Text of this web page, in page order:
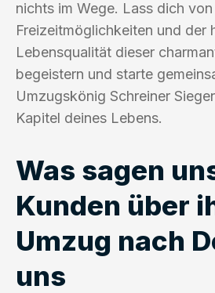
nichts im Wege. Lass dich
Freizeitmöglichkeiten und der
Lebensqualität dieser
begeistern und starte
Umzugskönig Schreiner
Kapitel deines Lebens.
Was sagen
Kunden über
Umzug nach
uns